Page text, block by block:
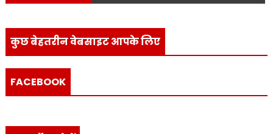
कुछ बेहतरीन वेबसाइट आपके लिए
FACEBOOK